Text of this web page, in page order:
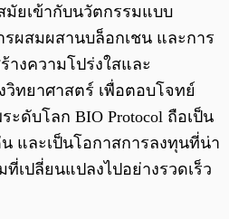
มัยเข้ากับนวัตกรรมแบบ
รผสมผสานบล็อกเชน และการ
างความโปร่งใสและ
ทยาศาสตร์ เพื่อตอบโจทย์
ดับโลก BIO Protocol ถือเป็น
น และเป็นโอกาสการลงทุนที่น่า
เปลี่ยนแปลงไปอย่างรวดเร็ว